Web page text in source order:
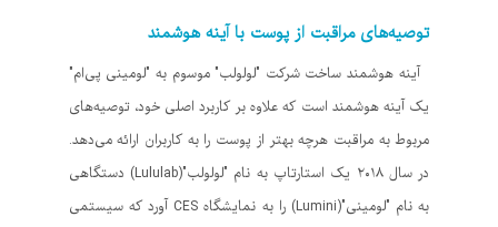
توصیه‌های مراقبت از پوست با آینه هوشمند
آینه هوشمند ساخت شرکت "لولولب" موسوم به "لومینی پی‌ام"
یک آینه هوشمند است که علاوه بر کاربرد اصلی خود، توصیه‌های
مربوط به مراقبت هرچه بهتر از پوست را به کاربران ارائه می‌دهد.
در سال ۲۰۱۸ یک استارتاپ به نام "لولولب"(Lululab) دستگاهی
به نام "لومینی"(Lumini) را به نمایشگاه CES آورد که سیستمی